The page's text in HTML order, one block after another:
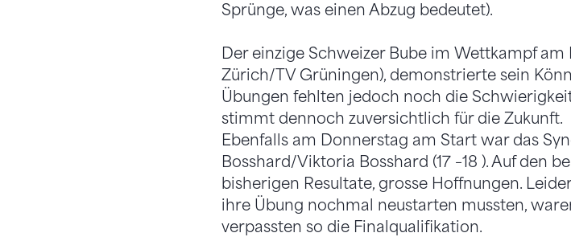
Sprünge, was einen Abzug bedeutet).
Der einzige Schweizer Bube im Wettkampf am
Zürich/TV Grüningen), demonstrierte sein
Übungen fehlten jedoch noch die
stimmt dennoch zuversichtlich für die Zukunft.
Ebenfalls am Donnerstag am Start war das
Bosshard/Viktoria Bosshard (17 –18 ). Auf den
bisherigen Resultate, grosse Hoffnungen.
ihre Übung nochmal neustarten mussten,
verpassten so die Finalqualifikation.